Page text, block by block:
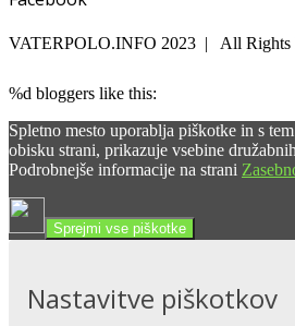
VATERPOLO.INFO 2023 | All Rights
%d bloggers like this:
Spletno mesto uporablja piškotke in s
obisku strani, prikazuje vsebine
Podrobnejše informacije na strani
Sprejmi vse piškotke
Nastavitve piškotkov